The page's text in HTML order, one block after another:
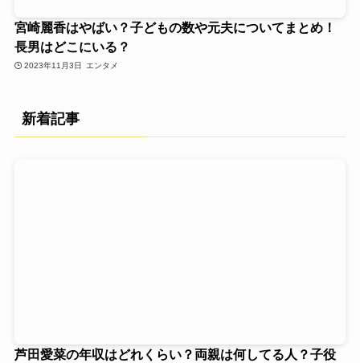
宮崎麗香はやばい？子どもの数や元夫についてまとめ！
長男はどこにいる？
2023年11月3日 エンタメ
新着記事
芦田愛菜の年収はどれくらい？両親は何してる人？子役